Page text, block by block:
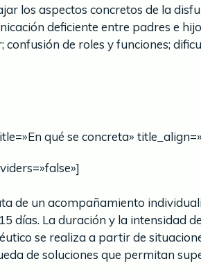
los aspectos concretos de la
deficiente entre padres e
confusión de roles y funciones;
qué se concreta»
de un acompañamiento
días. La duración y la intensidad
se realiza a partir de
de soluciones que permitan